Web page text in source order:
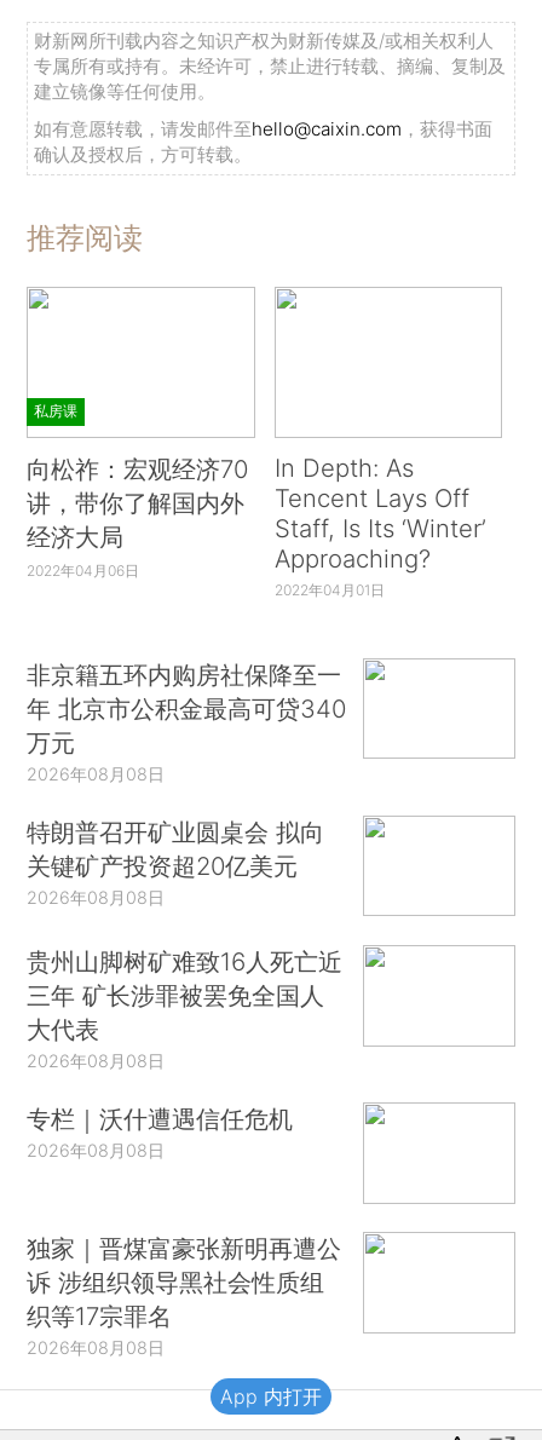
财新网所刊载内容之知识产权为财新传媒及/或相关权利人
专属所有或持有。未经许可，禁止进行转载、摘编、复制及
建立镜像等任何使用。
如有意愿转载，请发邮件至hello@caixin.com ，获得书面
确认及授权后，方可转载。
推荐阅读
私房课
向松祚：宏观经济70
讲，带你了解国内外
经济大局
2022年04月06日
In Depth: As
Tencent Lays Off
Staff, Is Its ‘Winter’
Approaching?
2022年04月01日
非京籍五环内购房社保降至一
年 北京市公积金最高可贷340
万元
2026年08月08日
特朗普召开矿业圆桌会 拟向
关键矿产投资超20亿美元
2026年08月08日
贵州山脚树矿难致16人死亡近
三年 矿长涉罪被罢免全国人
大代表
2026年08月08日
专栏｜沃什遭遇信任危机
2026年08月08日
独家｜晋煤富豪张新明再遭公
诉 涉组织领导黑社会性质组
织等17宗罪名
2026年08月08日
App 内打开